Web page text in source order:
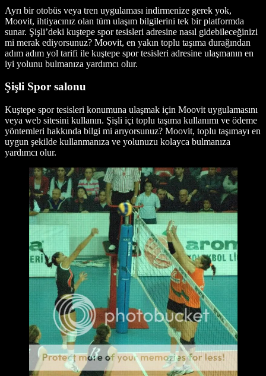
Ayrı bir otobüs veya tren uygulaması indirmenize gerek yok,
Moovit, ihtiyacınız olan tüm ulaşım bilgilerini tek bir platformda
sunar. Şişli’deki kuştepe spor tesisleri adresine nasıl gidebileceğinizi
mi merak ediyorsunuz? Moovit, en yakın toplu taşıma durağından
adım adım yol tarifi ile kuştepe spor tesisleri adresine ulaşmanın en
iyi yolunu bulmanıza yardımcı olur.
Şişli Spor salonu
Kuştepe spor tesisleri konumuna ulaşmak için Moovit uygulamasını
veya web sitesini kullanın. Şişli içi toplu taşıma kullanımı ve ödeme
yöntemleri hakkında bilgi mi arıyorsunuz? Moovit, toplu taşımayı en
uygun şekilde kullanmanıza ve yolunuzu kolayca bulmanıza
yardımcı olur.